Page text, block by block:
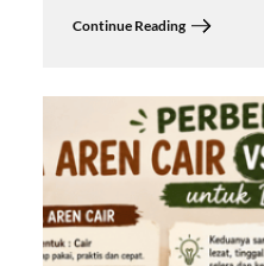
Continue Reading